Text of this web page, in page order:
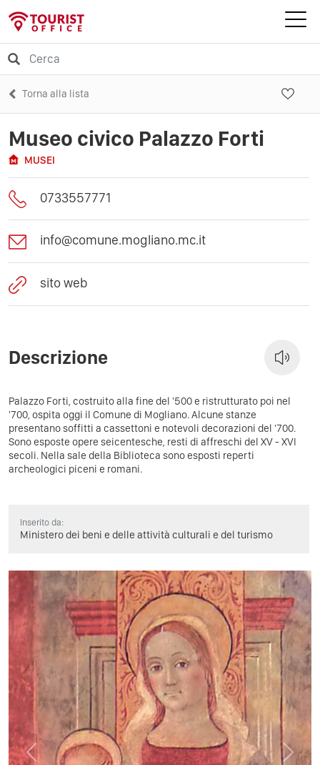
Torna alla lista
Museo civico Palazzo Forti
MUSEI
0733557771
info@comune.mogliano.mc.it
sito web
Descrizione
Palazzo Forti, costruito alla fine del '500 e ristrutturato poi nel
'700, ospita oggi il Comune di Mogliano. Alcune stanze
presentano soffitti a cassettoni e notevoli decorazioni del '700.
Sono esposte opere seicentesche, resti di affreschi del XV - XVI
secoli. Nella sale della Biblioteca sono esposti reperti
archeologici piceni e romani.
Inserito da:
Ministero dei beni e delle attività culturali e del turismo
Previous Next